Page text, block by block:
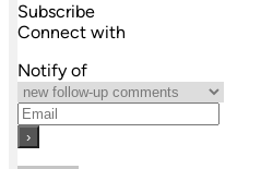
Subscribe
Connect with
Notify of